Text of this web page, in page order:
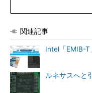
関連記事
Intel「EMIB-
ルネサスへと